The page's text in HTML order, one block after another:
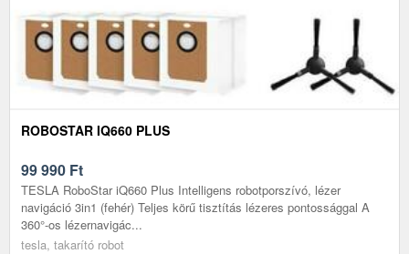
ROBOSTAR IQ660 PLUS
99 990 Ft
TESLA RoboStar iQ660 Plus Intelligens robotporszívó, lézer
navigáció 3in1 (fehér) Teljes körű tisztítás lézeres pontossággal A
360°-os lézernavigác...
tesla, takarító robot